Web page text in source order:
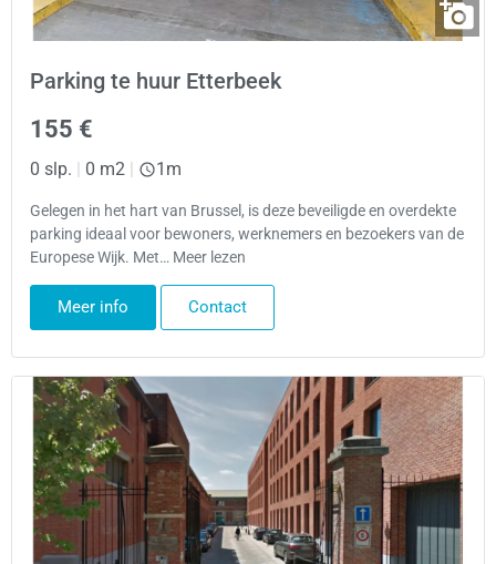
Parking te huur Etterbeek
155 €
0 slp. 0 m2 1m
Gelegen in het hart van Brussel, is deze beveiligde en overdekte
parking ideaal voor bewoners, werknemers en bezoekers van de
Europese Wijk. Met… Meer lezen
Meer info Contact